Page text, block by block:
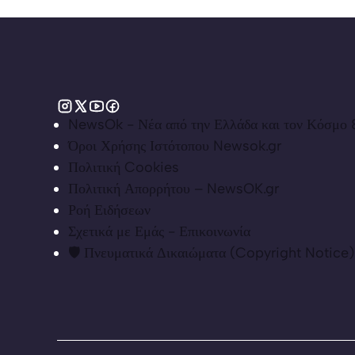
NewsOk - Νέα από την Ελλάδα και τον Κόσμο
Όροι Χρήσης Ιστότοπου Newsok.gr
Πολιτική Cookies
Πολιτική Απορρήτου – NewsOK.gr
Ροή Ειδήσεων
Σχετικά με Εμάς - Επικοινωνία
🛡️ Πνευματικά Δικαιώματα (Copyright Notice)